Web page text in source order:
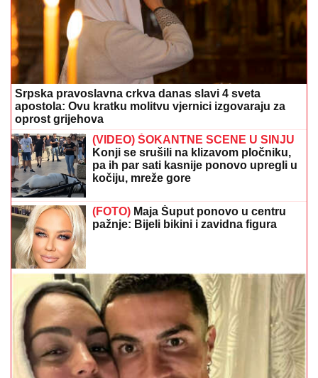
Srpska pravoslavna crkva danas slavi 4 sveta
apostola: Ovu kratku molitvu vjernici izgovaraju za
oprost grijehova
(VIDEO) ŠOKANTNE SCENE U SINJU
Konji se srušili na klizavom pločniku,
pa ih par sati kasnije ponovo upregli u
kočiju, mreže gore
(FOTO) Maja Šuput ponovo u centru
pažnje: Bijeli bikini i zavidna figura